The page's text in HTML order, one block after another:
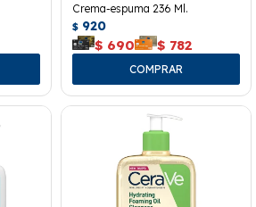
Crema-espuma 236 Ml.
$ 920
$ 690 $ 782